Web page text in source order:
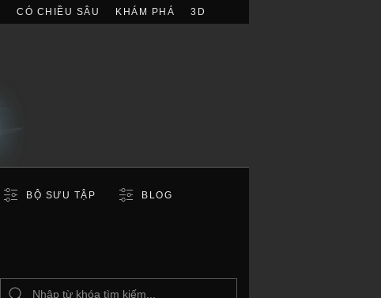
CÓ CHIỀU SÂU KHÁM PHÁ 3D
BỘ SƯU TẬP BLOG